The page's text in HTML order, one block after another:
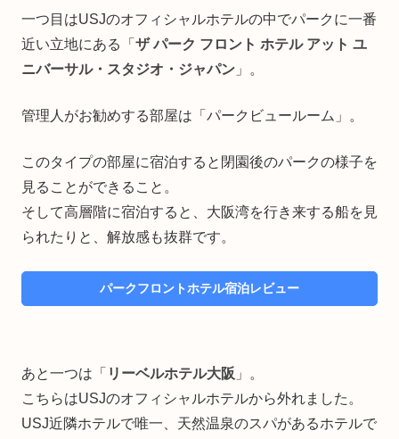
一つ目はUSJのオフィシャルホテルの中でパークに一番
近い立地にある「 ザ パーク フロント ホテル アット ユ
ニバーサル・スタジオ・ジャパン 」。
管理人がお勧めする部屋は「パークビュールーム」。
このタイプの部屋に宿泊すると閉園後のパークの様子を
見ることができること。
そして高層階に宿泊すると、大阪湾を行き来する船を見
られたりと、解放感も抜群です。
パークフロントホテル宿泊レビュー
あと一つは「 リーベルホテル大阪 」。
こちらはUSJのオフィシャルホテルから外れました。
USJ近隣ホテルで唯一、天然温泉のスパがあるホテルで